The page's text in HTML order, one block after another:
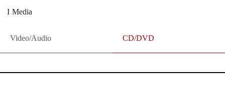
Media
Video/Audio CD/DVD